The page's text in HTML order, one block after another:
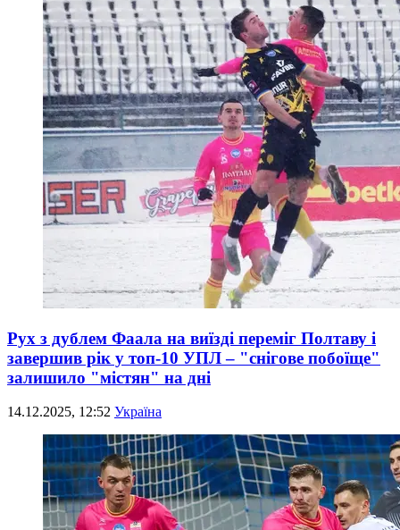
Рух з дублем Фаала на виїзді переміг Полтаву і
завершив рік у топ-10 УПЛ – "снігове побоїще"
залишило "містян" на дні
14.12.2025, 12:52 Україна